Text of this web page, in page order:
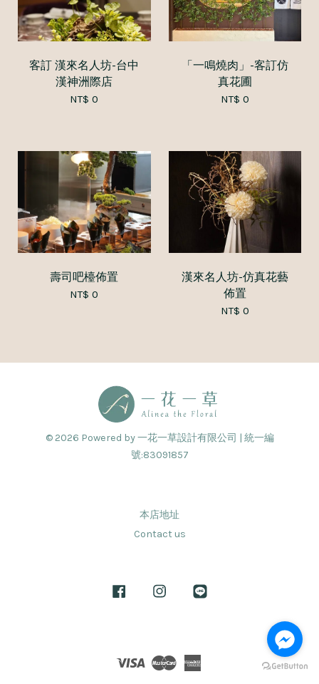
客訂 漢來名人坊-台中
漢神洲際店
NT$ 0
「一鳴燒肉」-客訂仿
真花圃
NT$ 0
壽司吧檯佈置
NT$ 0
漢來名人坊-仿真花藝
佈置
NT$ 0
© 2026 Powered by 一花一草設計有限公司 | 統一編
號:83091857
本店地址
Contact us
Facebook Instagram
Visa Master